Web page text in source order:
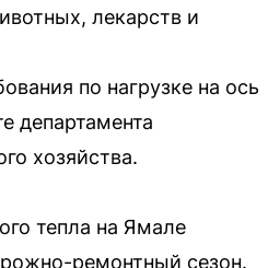
лекарств и
по нагрузке на ось
департамента
хозяйства.
тепла на Ямале
ремонтный сезон.